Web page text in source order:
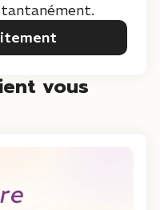
vous